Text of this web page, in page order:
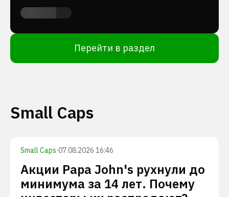
Перейти в раздел
Small Caps
Small Caps·07.08.2026 16:46
Акции Papa John's рухнули до
минимума за 14 лет. Почему